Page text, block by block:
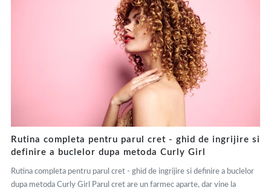
Rutina completa pentru parul cret - ghid de ingrijire si
definire a buclelor dupa metoda Curly Girl
Rutina completa pentru parul cret - ghid de ingrijire si definire a buclelor
dupa metoda Curly Girl Parul cret are un farmec aparte, dar vine la